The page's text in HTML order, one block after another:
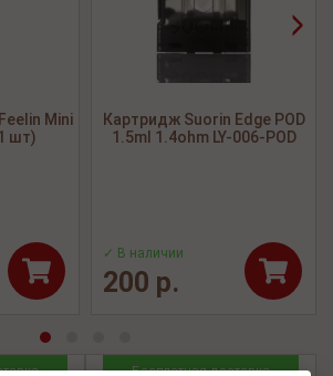
Mini
шт)
Картридж Suorin Edge POD
1.5ml 1.4ohm LY-006-POD
✓ В наличии
200 р.
>
Бесплатная доставка